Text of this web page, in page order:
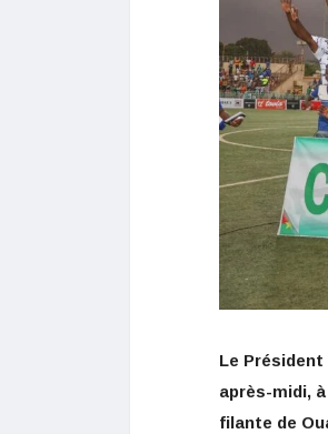
Le Président
après-midi,
filante de